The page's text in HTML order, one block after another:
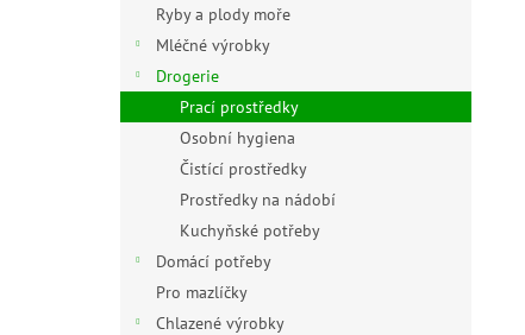
Ryby a plody moře
Mléčné výrobky
Drogerie
Prací prostředky
Osobní hygiena
Čistící prostředky
Prostředky na nádobí
Kuchyňské potřeby
Domácí potřeby
Pro mazlíčky
Chlazené výrobky